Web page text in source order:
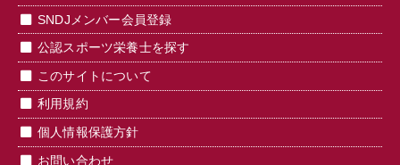
SNDJメンバー会員登録
公認スポーツ栄養士を探す
このサイトについて
利用規約
個人情報保護方針
お問い合わせ